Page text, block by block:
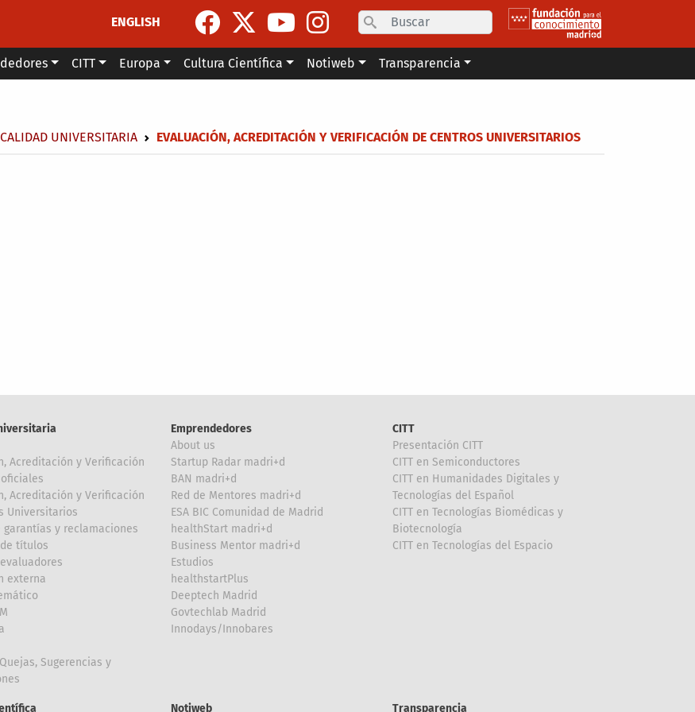
ENGLISH
Search
CITT Europa Cultura Científica Notiweb Transparencia
enlaces de ayuda a la navegación
CALIDAD UNIVERSITARIA EVALUACIÓN, ACREDITACIÓN Y VERIFICACIÓN DE CENTROS UNIVERSITARIOS
Acreditación y Verificación
Acreditación y Verificación
Universitarios
garantías y reclamaciones
títulos
externa
Sugerencias y
Emprendedores
About us
Startup Radar madri+d
BAN madri+d
Red de Mentores madri+d
ESA BIC Comunidad de Madrid
healthStart madri+d
Business Mentor madri+d
Estudios
healthstartPlus
Deeptech Madrid
Govtechlab Madrid
Innodays/Innobares
CITT
Presentación CITT
CITT en Semiconductores
CITT en Humanidades Digitales y
Tecnologías del Español
CITT en Tecnologías Biomédicas y
Biotecnología
CITT en Tecnologías del Espacio
Notiweb Transparencia